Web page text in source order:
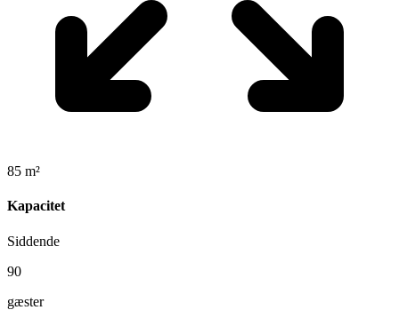
85 m²
Kapacitet
Siddende
90
gæster